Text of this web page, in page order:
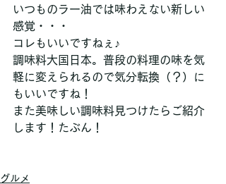
いつものラー油では味わえない新しい
感覚・・・
コレもいいですねぇ♪
調味料大国日本。普段の料理の味を気
軽に変えられるので気分転換（？）に
もいいですね！
また美味しい調味料見つけたらご紹介
します！たぶん！
グルメ